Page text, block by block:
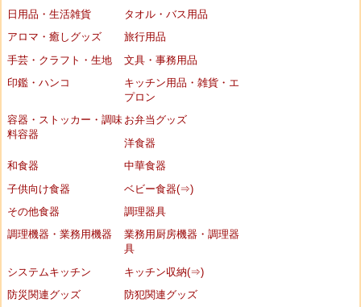
日用品・生活雑貨
タオル・バス用品
アロマ・癒しグッズ
旅行用品
手芸・クラフト・生地
文具・事務用品
印鑑・ハンコ
キッチン用品・雑貨・エ
プロン
容器・ストッカー・調味
料容器
お弁当グッズ
洋食器
和食器
中華食器
子供向け食器
ベビー食器(⇒)
その他食器
調理器具
調理機器・業務用機器
業務用厨房機器・調理器
具
システムキッチン
キッチン収納(⇒)
防災関連グッズ
防犯関連グッズ